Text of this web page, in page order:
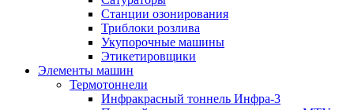
Станции озонирования
Триблоки розлива
Укупорочные машины
Этикетировщики
Элементы машин
Термотоннели
Инфракрасный тоннель Инфра-3